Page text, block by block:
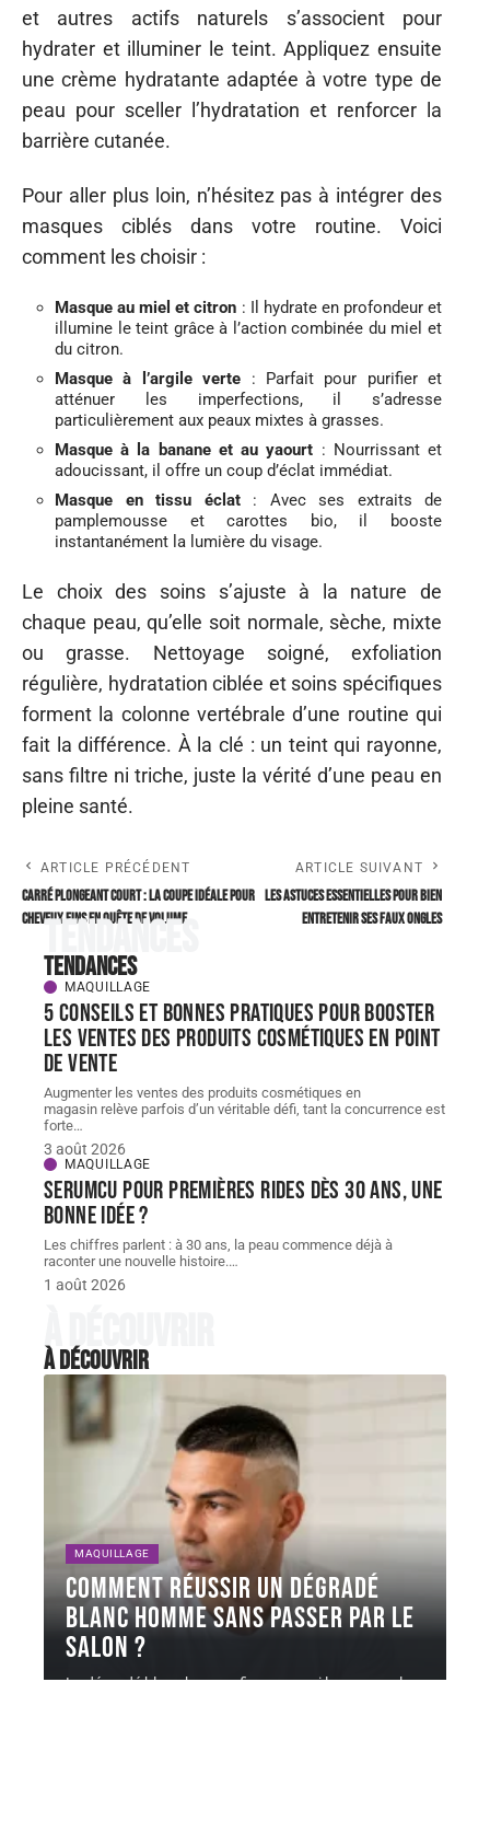
et autres actifs naturels s’associent pour
hydrater et illuminer le teint. Appliquez ensuite
une crème hydratante adaptée à votre type de
peau pour sceller l’hydratation et renforcer la
barrière cutanée.
Pour aller plus loin, n’hésitez pas à intégrer des
masques ciblés dans votre routine. Voici
comment les choisir :
Masque au miel et citron : Il hydrate en profondeur et
illumine le teint grâce à l’action combinée du miel et
du citron.
Masque à l’argile verte : Parfait pour purifier et
atténuer les imperfections, il s’adresse
particulièrement aux peaux mixtes à grasses.
Masque à la banane et au yaourt : Nourrissant et
adoucissant, il offre un coup d’éclat immédiat.
Masque en tissu éclat: Avec ses extraits de
pamplemousse et carottes bio, il booste
instantanément la lumière du visage.
Le choix des soins s’ajuste à la nature de
chaque peau, qu’elle soit normale, sèche, mixte
ou grasse. Nettoyage soigné, exfoliation
régulière, hydratation ciblée et soins spécifiques
forment la colonne vertébrale d’une routine qui
fait la différence. À la clé : un teint qui rayonne,
sans filtre ni triche, juste la vérité d’une peau en
pleine santé.
ARTICLE PRÉCÉDENT
Carré plongeant court : la coupe idéale pour
cheveux fins en quête de volume
ARTICLE SUIVANT
Les astuces essentielles pour bien
entretenir ses faux ongles
Tendances
Tendances
MAQUILLAGE
5 conseils et bonnes pratiques pour booster
les ventes des produits cosmétiques en point
de vente
Augmenter les ventes des produits cosmétiques en
magasin relève parfois d’un véritable défi, tant la concurrence est
forte…
3 août 2026
MAQUILLAGE
Serumcu pour premières rides dès 30 ans, une
bonne idée ?
Les chiffres parlent : à 30 ans, la peau commence déjà à
raconter une nouvelle histoire.…
1 août 2026
À découvrir
À découvrir
MAQUILLAGE
Comment réussir un dégradé
blanc homme sans passer par le
salon ?
Le dégradé blanc homme figure parmi les coupes les